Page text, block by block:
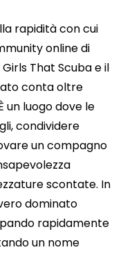
rapidità con cui
online di
That Scuba e il
conta oltre
un luogo dove le
condividere
un compagno
scontate. In
dominato
rapidamente
un nome